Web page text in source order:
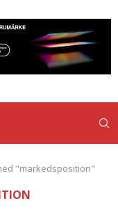
"markedsposition"